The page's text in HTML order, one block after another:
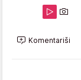
Komentariši